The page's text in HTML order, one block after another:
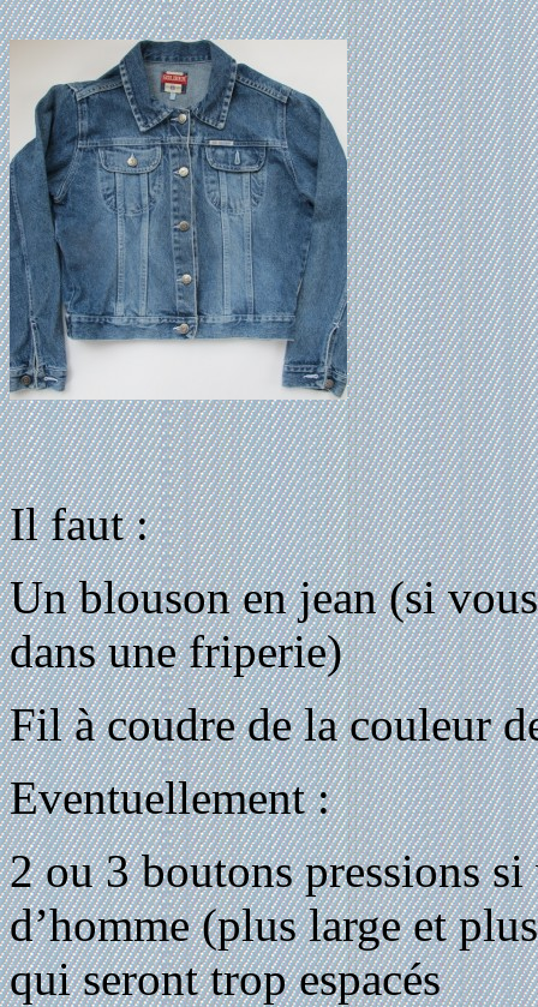
Il faut :
Un blouson en jean (si
dans une friperie)
Fil à coudre de la couleur
Eventuellement :
2 ou 3 boutons pressions
d’homme (plus large et
qui seront trop espacés